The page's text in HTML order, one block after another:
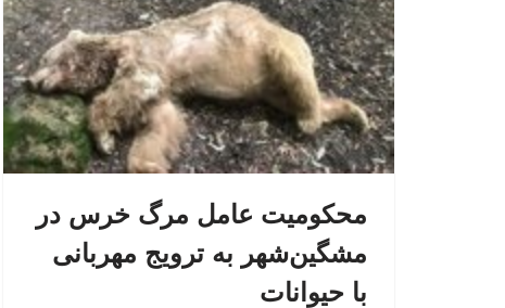
محکومیت عامل مرگ خرس در
مشگین‌شهر به ترویج مهربانی
با حیوانات